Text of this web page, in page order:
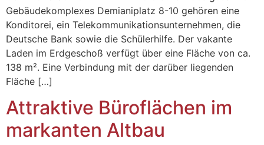
Gebäudekomplexes Demianiplatz 8-10 gehören eine
Konditorei, ein Telekommunikationsunternehmen, die
Deutsche Bank sowie die Schülerhilfe. Der vakante
Laden im Erdgeschoß verfügt über eine Fläche von ca.
138 m². Eine Verbindung mit der darüber liegenden
Fläche […]
Attraktive Büroflächen im
markanten Altbau